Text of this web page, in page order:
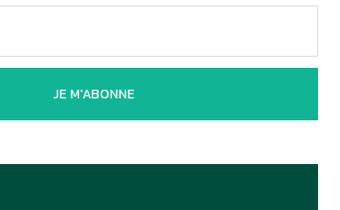
JE M'ABONNE